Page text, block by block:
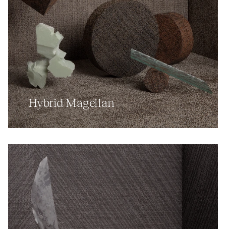
Hybrid Magellan